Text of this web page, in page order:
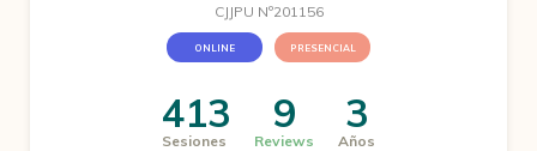
CJJPU Nº201156
ONLINE PRESENCIAL
413
Sesiones
9
Reviews
3
Años